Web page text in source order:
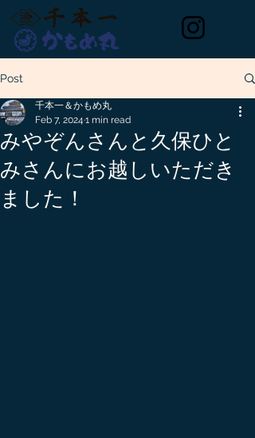
Post
みやぞんさんと久保ひと
みさんにお越しいただき
ました！
千本一＆かもめ丸
Feb 7, 2024 1 min read